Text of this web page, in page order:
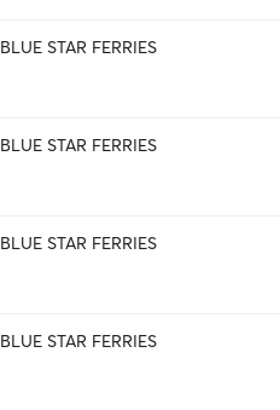
BLUE STAR FERRIES
BLUE STAR FERRIES
BLUE STAR FERRIES
BLUE STAR FERRIES